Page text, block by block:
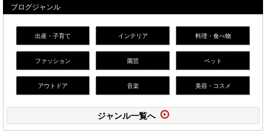
ブログジャンル
出産・子育て インテリア 料理・食べ物
ファッション 園芸 ペット
アウトドア 音楽 美容・コスメ
ジャンル一覧へ